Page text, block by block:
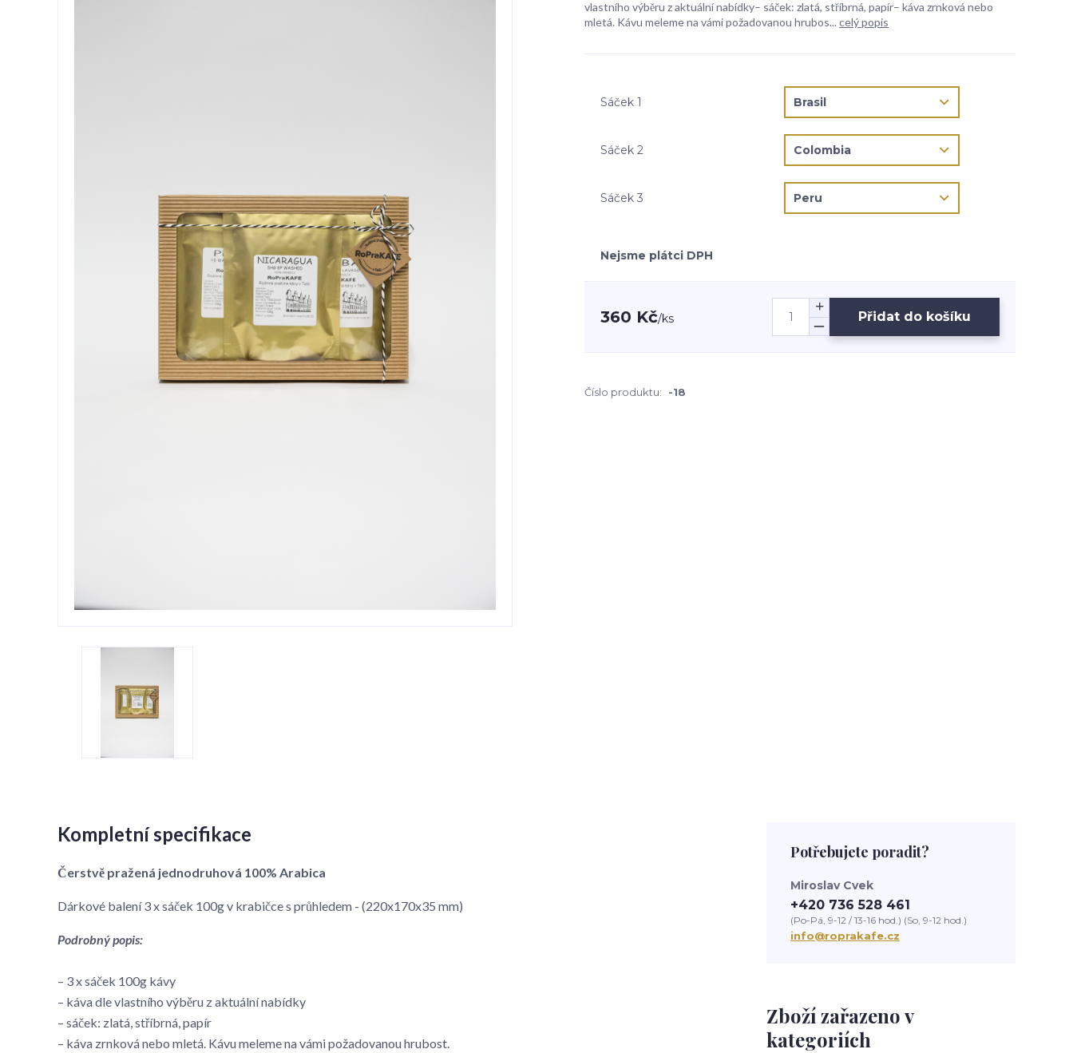
vlastního výběru z aktuální nabídky– sáček: zlatá, stříbrná, papír– káva zrnková nebo
mletá. Kávu meleme na vámi požadovanou hrubos... celý popis
Sáček 1
Sáček 2
Sáček 3
Nejsme plátci DPH
360 Kč/ks Přidat do košíku
Číslo produktu: -18
Kompletní specifikace
Čerstvě pražená jednodruhová 100% Arabica
Dárkové balení 3 x sáček 100g v krabičce s průhledem - (220x170x35 mm)
Podrobný popis:
– 3 x sáček 100g kávy
– káva dle vlastního výběru z aktuální nabídky
– sáček: zlatá, stříbrná, papír
– káva zrnková nebo mletá. Kávu meleme na vámi požadovanou hrubost.
Zboží zařazeno v
kategoriích
Potřebujete poradit?
Miroslav Cvek
+420 736 528 461
(Po-Pá, 9-12 / 13-16 hod.) (So, 9-12 hod.)
info@roprakafe.cz